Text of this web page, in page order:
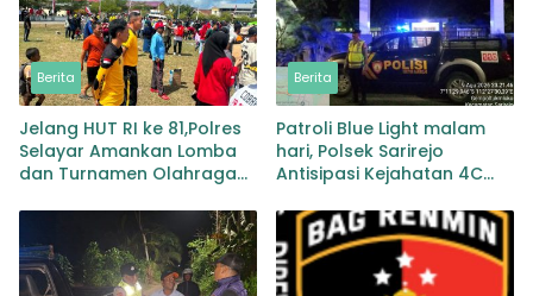
Berita
Jelang HUT RI ke 81,Polres
Selayar Amankan Lomba
dan Turnamen Olahraga
Gerak Jalan Pelajar
Berita
Patroli Blue Light malam
hari, Polsek Sarirejo
Antisipasi Kejahatan 4C
Perguruan Silat